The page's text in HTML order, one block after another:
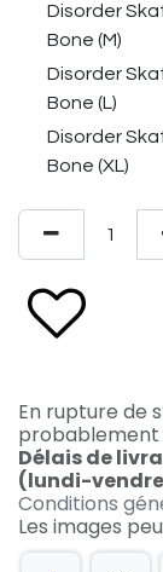
Disorder
Bone (M)
Disorder
Bone (L)
Disorder
Bone (XL)
En rupture de
probablement
Délais de
(lundi-
Conditions
Les images